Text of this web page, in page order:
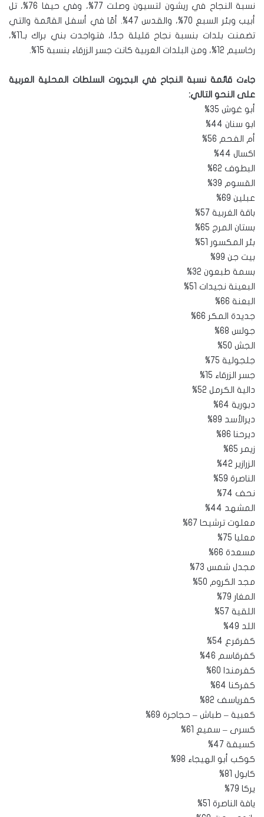
نسبة النجاح في ريشون لتسيون وصلت 77%، وفي حيفا 76%، تل
أبيب وبئر السبع 70%، والقدس 47%. أمّا في أسفل القائمة والتي
تضمنت بلدات بنسبة نجاح قليلة جدًا، فتواجدت بني براك بـ11%،
رخاسيم 12%، ومن البلدات العربية كانت جسر الزرقاء بنسبة 15%.
جاءت قائمة نسبة النجاح في البجروت السلطات المحلية العربية
على النحو التالي:
أبو غوش 35%
ابو سنان 44%
أم الفحم 56%
اكسال 44%
البطوف 62%
القسوم 39%
عبلين 69%
باقة الغربية 57%
بستان المرج 65%
بئر المكسور 51%
بيت جن 99%
بسمة طبعون 32%
البعينة نجيدات 51%
البعنة 66%
جديدة المكر 66%
جولس 68%
الجش 50%
جلجولية 75%
جسر الزرقاء 15%
دالية الكرمل 52%
دبورية 64%
ديرالأسد 89%
ديرحنا 86%
زيمر 65%
الزرازير 42%
الناصرة 59%
نحف 74%
المشهد 44%
معلوت ترشيحا 67%
معليا 75%
مسعدة 66%
مجدل شمس 73%
مجد الكروم 50%
المغار 79%
اللقية 57%
اللد 49%
كفرقرع 54%
كفرقاسم 46%
كفرمندا 60%
كفركنا 64%
كفرياسف 82%
كعبية – طباش – حجاجرة 69%
كسرى – سميع 61%
كسيفة 47%
كوكب أبو الهيجاء 98%
كابول 81%
يركا 79%
يافة الناصرة 51%